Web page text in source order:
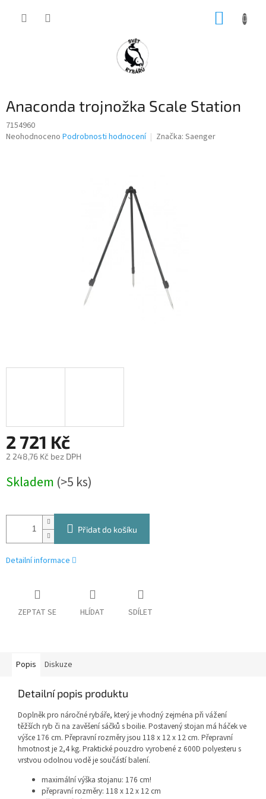
Anaconda trojnožka Scale Station
7154960
Průměrné
Neohodnoceno Podrobnosti hodnocení Značka: Saenger
2 721 Kč
2 248,76 Kč bez DPH
cena:
Skladem (>5 ks)
Přidat do košíku
Detailní informace
ZEPTAT SE HLÍDAT SDÍLET
Popis Diskuze
Detailní popis produktu
Doplněk pro náročné rybáře, který je vhodný zejména při vážení
těžších ryb či na zavěšení sáčků s boilie. Postavený stojan má háček ve
výšce 176 cm. Přepravní rozměry jsou 118 x 12 x 12 cm. Přepravní
hmotnost je 2,4 kg. Praktické pouzdro vyrobené z 600D polyesteru s
vrstvou odolnou vodě je součástí balení.
maximální výška stojanu: 176 cm!
přepravní rozměry: 118 x 12 x 12 cm